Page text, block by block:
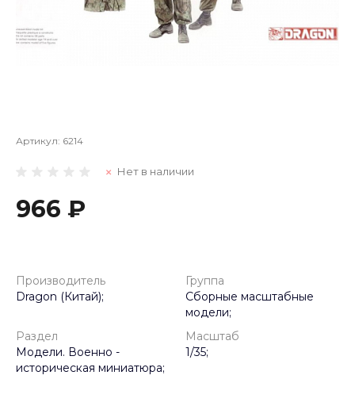
Артикул: 6214
Нет в наличии
966 ₽
Производитель
Dragon (Китай);
Группа
Сборные масштабные
модели;
Раздел
Модели. Военно -
историческая миниатюра;
Масштаб
1/35;